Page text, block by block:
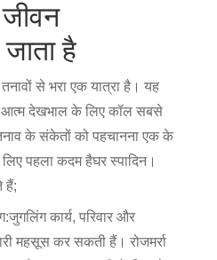
है
से भरा एक यात्रा है। यह
आत्म देखभाल के लिए कॉल सबसे
के संकेतों को पहचानना एक के
पहला कदम हैघर स्पादिन।
हैं;
जुगलिंग कार्य, परिवार और
महसूस कर सकती हैं। रोजमर्रा